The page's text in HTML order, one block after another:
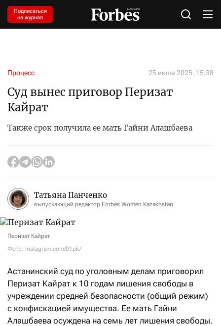
Подписаться
на журнал
Процесс 25 июля 2025, 15:38
Суд вынес приговор Перизат
Кайрат
Также срок получила ее мать Гайни Алашбаева
Татьяна Панченко
выпускающий редактор Forbes Women Kazakhstan
Перизат Кайрат
Фото: instagram.com/01pk/
Астанинский суд по уголовным делам приговорил
Перизат Кайрат к 10 годам лишения свободы в
учреждении средней безопасности (общий режим)
с конфискацией имущества. Ее мать Гайни
Алашбаева осуждена на семь лет лишения свободы.